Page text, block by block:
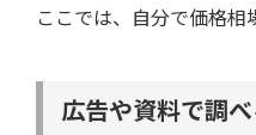
ここでは、自分で価格相
広告や資料で調